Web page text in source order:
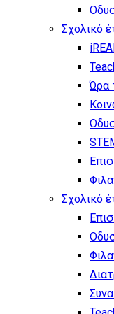
Σχολικό
Ώρα
Σχολικό